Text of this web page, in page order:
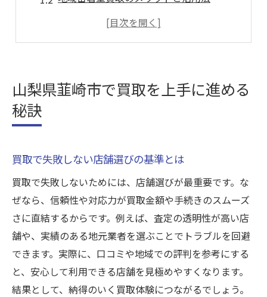
口コミから見る買取店の安心ポイント
韮崎市で納得の買取を実現する方法
信頼を重視する買取の進め方を解説
買取時に安心できる接客対応の特徴
査定額の根拠が分かる買取店選び
トラブルを防ぐための買取チェック項目
信頼できる買取を選ぶポイント徹底解説
出張買取サービスの活用術と安心感
出張買取で得られる手軽さと買取の魅力
買取サービスの対応エリア確認の重要性
山梨県韮崎市で買取を上手に進める
秘訣
買取で失敗しない店舗選びの基準とは
買取で失敗しないためには、店舗選びが最重要です。な
ぜなら、信頼性や対応力が買取金額や手続きのスムーズ
さに直結するからです。例えば、査定の透明性が高い店
舗や、実績のある地元業者を選ぶことでトラブルを回避
できます。実際に、口コミや地域での評判を参考にする
と、安心して利用できる店舗を見極めやすくなります。
結果として、納得のいく買取体験につながるでしょう。